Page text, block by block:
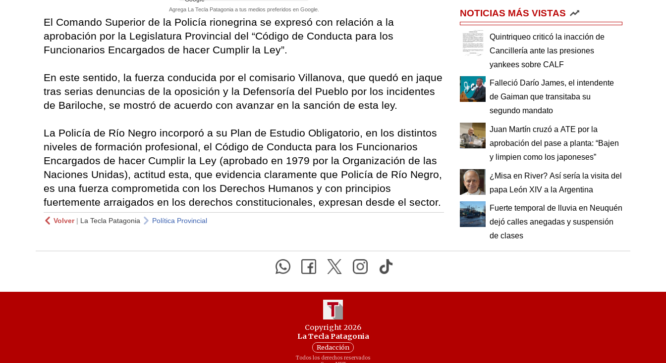
Agrega La Tecla Patagonia a tus medios preferidos en Google.
El Comando Superior de la Policía rionegrina se expresó con relación a la
aprobación por la Legislatura Provincial del “Código de Conducta para los
Funcionarios Encargados de hacer Cumplir la Ley”.
En este sentido, la fuerza conducida por el comisario Villanova, que quedó en jaque
tras serias denuncias de la oposición y la Defensoría del Pueblo por los incidentes
de Bariloche, se mostró de acuerdo con avanzar en la sanción de esta ley.
La Policía de Río Negro incorporó a su Plan de Estudio Obligatorio, en los distintos
niveles de formación profesional, el Código de Conducta para los Funcionarios
Encargados de hacer Cumplir la Ley (aprobado en 1979 por la Organización de las
Naciones Unidas), actitud esta, que evidencia claramente que Policía de Río Negro,
es una fuerza comprometida con los Derechos Humanos y con principios
fuertemente arraigados en los derechos constitucionales, expresan desde el sector.
Volver| La Tecla Patagonia Política Provincial
NOTICIAS MÁS VISTAS
Quintriqueo criticó la inacción de
Cancillería ante las presiones
yankees sobre CALF
Falleció Darío James, el intendente
de Gaiman que transitaba su
segundo mandato
Juan Martín cruzó a ATE por la
aprobación del pase a planta: “Bajen
y limpien como los japoneses”
¿Misa en River? Así sería la visita del
papa León XIV a la Argentina
Fuerte temporal de lluvia en Neuquén
dejó calles anegadas y suspensión
de clases
Copyright 2026
La Tecla Patagonia
Redacción
Todos los derechos reservados